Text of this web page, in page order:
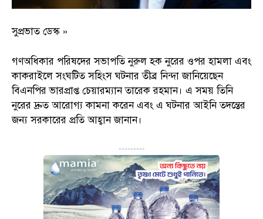
সুপ্রভাত ডেস্ক »
গণঅধিকার পরিষদের সভাপতি নুরুল হক নুরের ওপর হামলা এবং
কাকরাইলে সংঘটিত সহিংস ঘটনার তীব্র নিন্দা জানিয়েছেন
বিএনপির ভারপ্রাপ্ত চেয়ারম্যান তারেক রহমান। এ সময় তিনি
নুরের দ্রুত আরোগ্য কামনা করেন এবং এ ঘটনার আইনি তদন্তের
জন্য সরকারের প্রতি আহ্বান জানান।
---------